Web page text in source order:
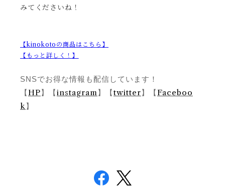
みてくださいね！
【kinokoto の商品はこちら】
【もっと詳しく！ 】
SNSでお得な情報も配信しています！
【HP】【instagram】【twitter】【Faceboo
k】